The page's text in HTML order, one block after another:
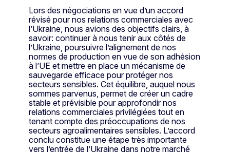
Lors des négociations en vue d’un accord
révisé pour nos relations commerciales avec
l’Ukraine, nous avions des objectifs clairs, à
savoir: continuer à nous tenir aux côtés de
l’Ukraine, poursuivre l’alignement de nos
normes de production en vue de son adhésion
à l’UE et mettre en place un mécanisme de
sauvegarde efficace pour protéger nos
secteurs sensibles. Cet équilibre, auquel nous
sommes parvenus, permet de créer un cadre
stable et prévisible pour approfondir nos
relations commerciales privilégiées tout en
tenant compte des préoccupations de nos
secteurs agroalimentaires sensibles. L’accord
conclu constitue une étape très importante
vers l’entrée de l’Ukraine dans notre marché